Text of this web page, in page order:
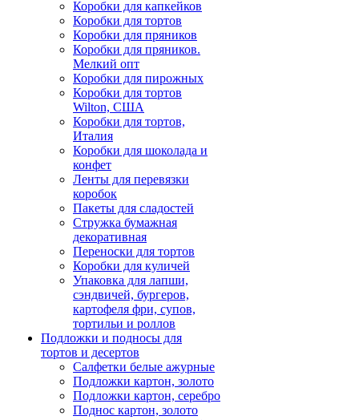
Коробки для капкейков
Коробки для тортов
Коробки для пряников
Коробки для пряников.
Мелкий опт
Коробки для пирожных
Коробки для тортов
Wilton, США
Коробки для тортов,
Италия
Коробки для шоколада и
конфет
Ленты для перевязки
коробок
Пакеты для сладостей
Стружка бумажная
декоративная
Переноски для тортов
Коробки для куличей
Упаковка для лапши,
сэндвичей, бургеров,
картофеля фри, супов,
тортильи и роллов
Подложки и подносы для
тортов и десертов
Салфетки белые ажурные
Подложки картон, золото
Подложки картон, серебро
Поднос картон, золото